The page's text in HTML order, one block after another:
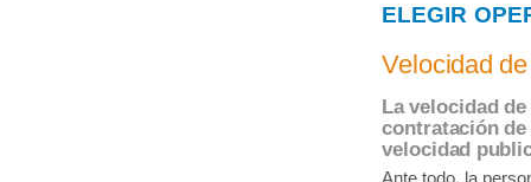
ELEGIR
Velocidad
La velocidad
contratación
velocidad